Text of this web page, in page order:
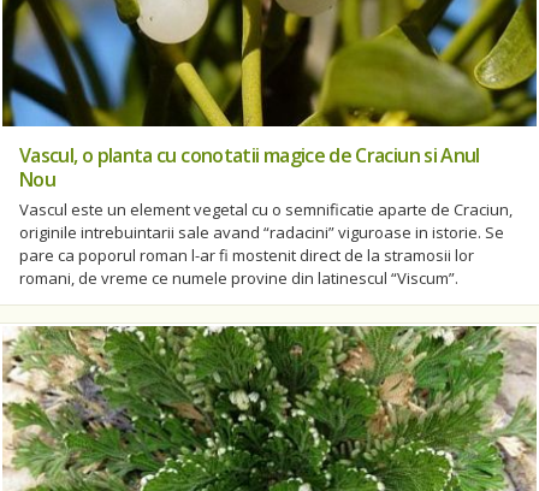
Vascul, o planta cu conotatii magice de Craciun si Anul
Nou
Vascul este un element vegetal cu o semnificatie aparte de Craciun,
originile intrebuintarii sale avand “radacini” viguroase in istorie. Se
pare ca poporul roman l-ar fi mostenit direct de la stramosii lor
romani, de vreme ce numele provine din latinescul “Viscum”.